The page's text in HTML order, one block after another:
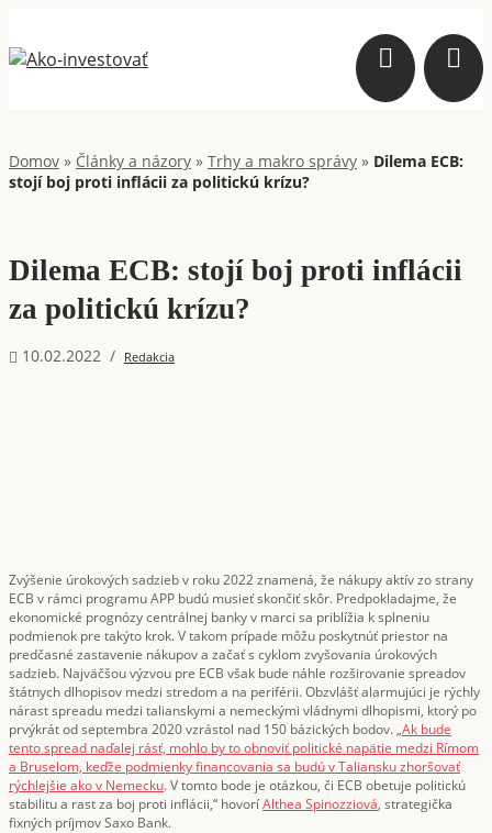
Domov » Články a názory » Trhy a makro správy » Dilema ECB:
stojí boj proti inflácii za politickú krízu?
Dilema ECB: stojí boj proti inflácii
za politickú krízu?
10.02.2022 / Redakcia
Zvýšenie úrokových sadzieb v roku 2022 znamená, že nákupy aktív zo strany
ECB v rámci programu APP budú musieť skončiť skôr. Predpokladajme, že
ekonomické prognózy centrálnej banky v marci sa priblížia k splneniu
podmienok pre takýto krok. V takom prípade môžu poskytnúť priestor na
predčasné zastavenie nákupov a začať s cyklom zvyšovania úrokových
sadzieb. Najväčšou výzvou pre ECB však bude náhle rozširovanie spreadov
štátnych dlhopisov medzi stredom a na periférii. Obzvlášť alarmujúci je rýchly
nárast spreadu medzi talianskymi a nemeckými vládnymi dlhopismi, ktorý po
prvýkrát od septembra 2020 vzrástol nad 150 bázických bodov. „Ak bude
tento spread naďalej rásť, mohlo by to obnoviť politické napätie medzi Rímom
a Bruselom, keďže podmienky financovania sa budú v Taliansku zhoršovať
rýchlejšie ako v Nemecku. V tomto bode je otázkou, či ECB obetuje politickú
stabilitu a rast za boj proti inflácii,“ hovoríAlthea Spinozziová, strategička
fixných príjmov Saxo Bank.